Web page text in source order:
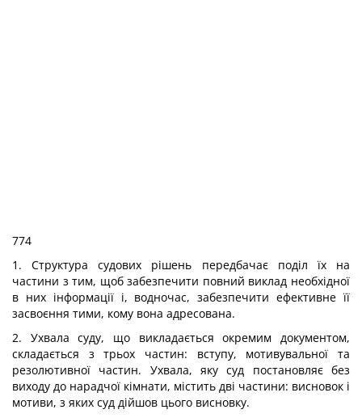
774
1. Структура судових рішень передбачає поділ їх на
частини з тим, щоб забезпечити повний виклад необхідної
в них інформації і, водночас, забезпечити ефективне її
засвоєння тими, кому вона адресована.
2. Ухвала суду, що викладається окремим документом,
складається з трьох частин: вступу, мотивувальної та
резолютивної частин. Ухвала, яку суд постановляє без
виходу до нарадчої кімнати, містить дві частини: висновок і
мотиви, з яких суд дійшов цього висновку.